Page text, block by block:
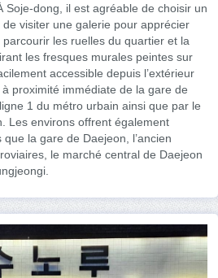
Soje-dong, il est agréable de choisir un
visiter une galerie pour apprécier
les ruelles du quartier et la
les fresques murales peintes sur
accessible depuis l’extérieur
proximité immédiate de la gare de
1 du métro urbain ainsi que par le
Les environs offrent également
que la gare de Daejeon, l’ancien
le marché central de Daejeon